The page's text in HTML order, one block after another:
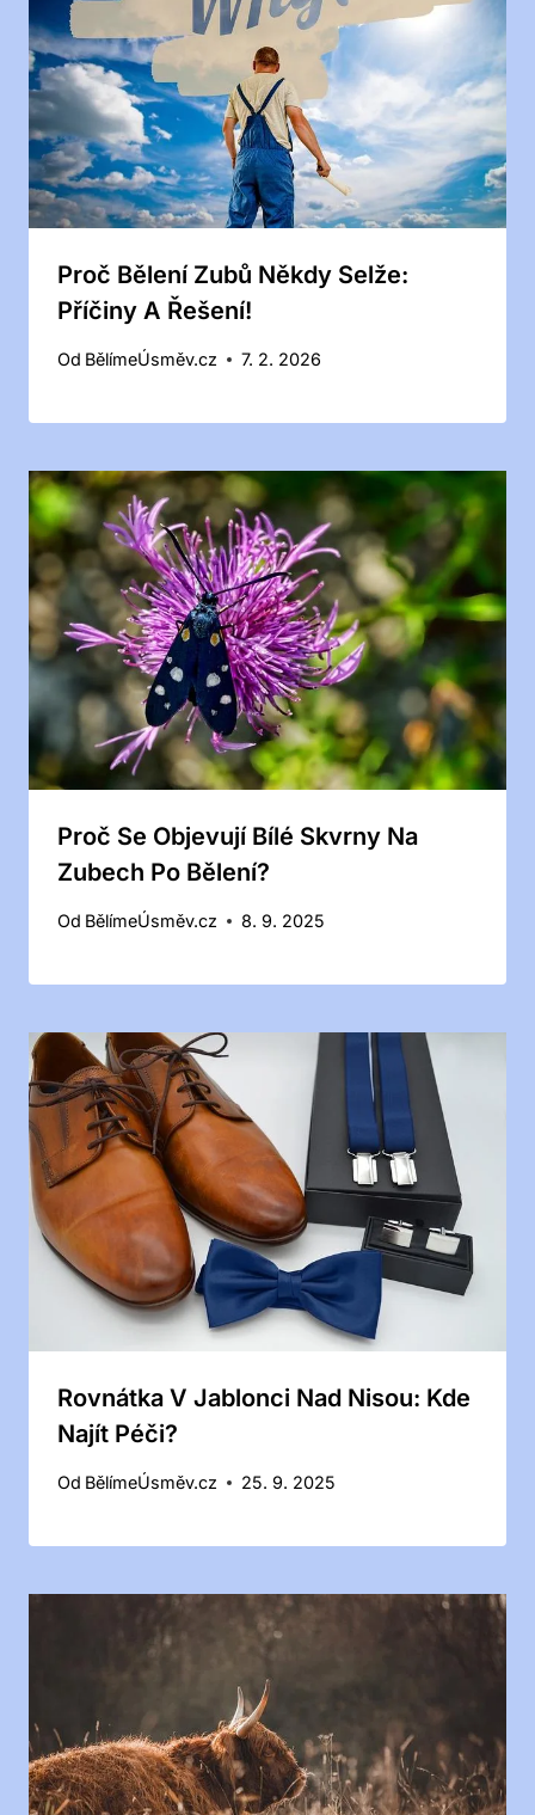
Proč Bělení Zubů Někdy Selže:
Příčiny A Řešení!
Od BělímeÚsměv.cz 7. 2. 2026
Proč Se Objevují Bílé Skvrny Na
Zubech Po Bělení?
Od BělímeÚsměv.cz 8. 9. 2025
Rovnátka V Jablonci Nad Nisou: Kde
Najít Péči?
Od BělímeÚsměv.cz 25. 9. 2025